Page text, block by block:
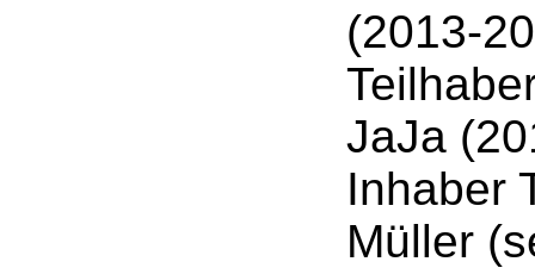
(2013-
JaJa
Inhaber
Müller